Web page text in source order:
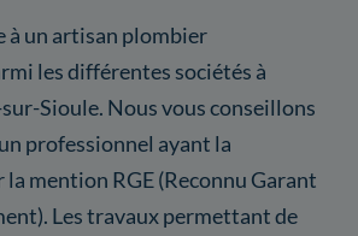
à un artisan plombier
les différentes sociétés à
Sioule. Nous vous conseillons
professionnel ayant la
mention RGE (Reconnu Garant
Les travaux permettant de